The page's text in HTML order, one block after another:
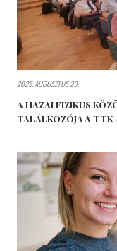
2025. AUGUSZTUS 29.
A HAZAI FIZIKUS
TALÁLKOZÓJA A